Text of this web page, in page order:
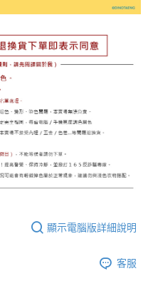
顯示電腦版詳細說明
客服